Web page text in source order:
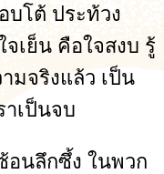
บโต้ ประท้วง
เย็น คือใจสงบ รู้
มจริงแล้ว เป็น
าเป็นจบ
นลึกซึ้ง ในพวก